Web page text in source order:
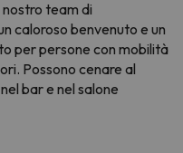
team di
caloroso benvenuto e un
per persone con mobilità
Possono cenare al
bar e nel salone